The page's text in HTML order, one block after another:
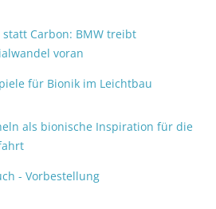
statt Carbon: BMW treibt
voran
für Bionik im Leichtbau
als bionische Inspiration für die
- Vorbestellung